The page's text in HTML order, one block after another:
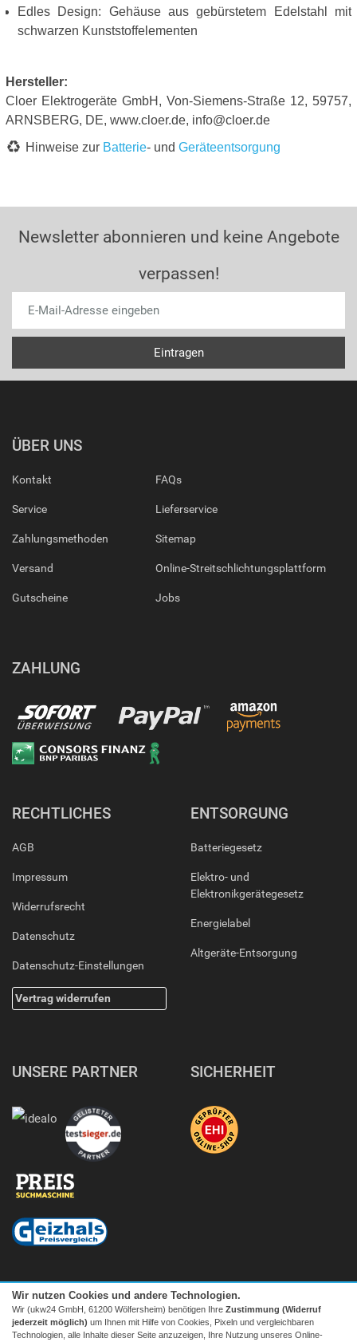
Edles Design: Gehäuse aus gebürstetem Edelstahl mit
schwarzen Kunststoffelementen
Hersteller:
Cloer Elektrogeräte GmbH, Von-Siemens-Straße 12, 59757,
ARNSBERG, DE, www.cloer.de, info@cloer.de
Hinweise zur Batterie- und Geräteentsorgung
Newsletter abonnieren und keine Angebote
verpassen!
ÜBER UNS
Kontakt
Service
Zahlungsmethoden
Versand
Gutscheine
FAQs
Lieferservice
Sitemap
Online-Streitschlichtungsplattform
Jobs
ZAHLUNG
RECHTLICHES
AGB
Impressum
Widerrufsrecht
Datenschutz
Datenschutz-Einstellungen
Vertrag widerrufen
ENTSORGUNG
Batteriegesetz
Elektro- und
Elektronikgerätegesetz
Energielabel
Altgeräte-Entsorgung
UNSERE PARTNER SICHERHEIT
Wir nutzen Cookies und andere Technologien.
Wir (ukw24 GmbH, 61200 Wölfersheim) benötigen Ihre Zustimmung (Widerruf
jederzeit möglich) um Ihnen mit Hilfe von Cookies, Pixeln und vergleichbaren
Technologien, alle Inhalte dieser Seite anzuzeigen, Ihre Nutzung unseres Online-